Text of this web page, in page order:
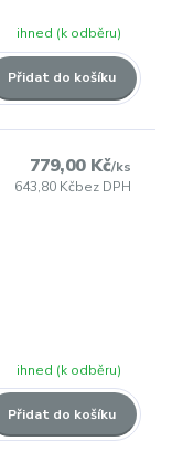
ihned (k odběru)
Přidat do košíku
779,00 Kč/ks
643,80 Kčbez DPH
ihned (k odběru)
Přidat do košíku